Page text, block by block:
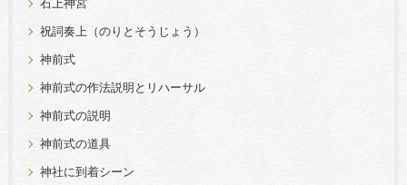
石上神宮
祝詞奏上（のりとそうじょう）
神前式
神前式の作法説明とリハーサル
神前式の説明
神前式の道具
神社に到着シーン